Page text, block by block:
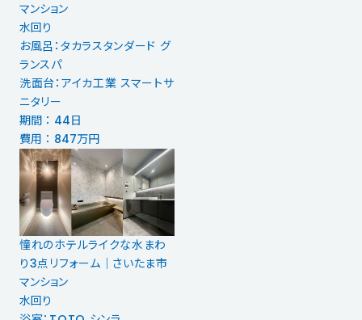
マンション
水回り
お風呂：タカラスタンダード グ
ランスパ
洗面台：アイカ工業 スマートサ
ニタリー
期間 ： 44日
費用 ： 847万円
憧れのホテルライクな水まわ
り3点リフォーム｜さいたま市
マンション
水回り